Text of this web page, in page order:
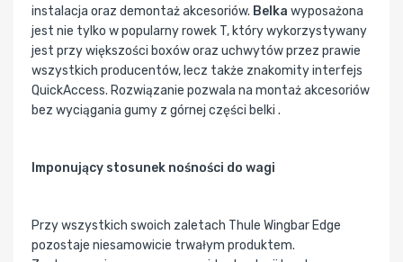
instalacja oraz demontaż akcesoriów. Belka wyposażona
jest nie tylko w popularny rowek T, który wykorzystywany
jest przy większości boxów oraz uchwytów przez prawie
wszystkich producentów, lecz także znakomity interfejs
QuickAccess. Rozwiązanie pozwala na montaż akcesoriów
bez wyciągania gumy z górnej części belki .
Imponujący stosunek nośności do wagi
Przy wszystkich swoich zaletach Thule Wingbar Edge
pozostaje niesamowicie trwałym produktem.